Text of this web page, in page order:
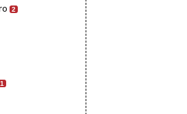
2
1